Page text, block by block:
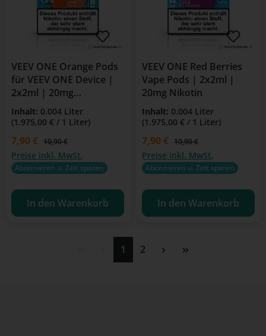
VEEV ONE Orange Pods
für VEEV ONE Device |
2x2ml | 20mg
Nikotinsalz | Bis zu 2000
Züge
Inhalt: 0.004 Liter
(1.975,00 € / 1 Liter)
Verkaufspreis:
7,90 € Regulärer Preis:
10,90 €
Preise inkl. MwSt.
Abonnieren u. Zeit sparen
In den Warenkorb
VEEV ONE Red Berries
Vape Pods | 2x2ml |
20mg Nikotin
Inhalt: 0.004 Liter
(1.975,00 € / 1 Liter)
Verkaufspreis:
7,90 € Regulärer Preis:
10,90 €
Preise inkl. MwSt.
Abonnieren u. Zeit sparen
In den Warenkorb
Seite
1 Seite
2